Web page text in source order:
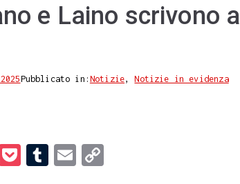
e Laino scrivono a
Pubblicato in: Notizie,Notizie in evidenza
L
T
E